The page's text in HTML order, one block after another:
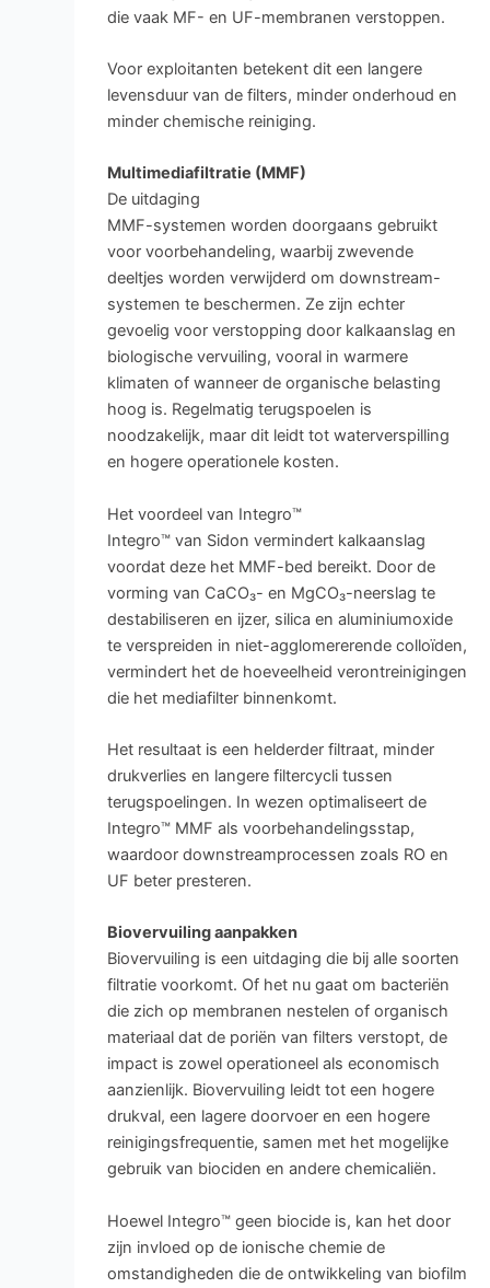
die vaak MF- en UF-membranen verstoppen.
Voor exploitanten betekent dit een langere
levensduur van de filters, minder onderhoud en
minder chemische reiniging.
Multimediafiltratie (MMF)
De uitdaging
MMF-systemen worden doorgaans gebruikt
voor voorbehandeling, waarbij zwevende
deeltjes worden verwijderd om downstream-
systemen te beschermen. Ze zijn echter
gevoelig voor verstopping door kalkaanslag en
biologische vervuiling, vooral in warmere
klimaten of wanneer de organische belasting
hoog is. Regelmatig terugspoelen is
noodzakelijk, maar dit leidt tot waterverspilling
en hogere operationele kosten.
Het voordeel van Integro™
Integro™ van Sidon vermindert kalkaanslag
voordat deze het MMF-bed bereikt. Door de
vorming van CaCO₃- en MgCO₃-neerslag te
destabiliseren en ijzer, silica en aluminiumoxide
te verspreiden in niet-agglomererende colloïden,
vermindert het de hoeveelheid verontreinigingen
die het mediafilter binnenkomt.
Het resultaat is een helderder filtraat, minder
drukverlies en langere filtercycli tussen
terugspoelingen. In wezen optimaliseert de
Integro™ MMF als voorbehandelingsstap,
waardoor downstreamprocessen zoals RO en
UF beter presteren.
Biovervuiling aanpakken
Biovervuiling is een uitdaging die bij alle soorten
filtratie voorkomt. Of het nu gaat om bacteriën
die zich op membranen nestelen of organisch
materiaal dat de poriën van filters verstopt, de
impact is zowel operationeel als economisch
aanzienlijk. Biovervuiling leidt tot een hogere
drukval, een lagere doorvoer en een hogere
reinigingsfrequentie, samen met het mogelijke
gebruik van biociden en andere chemicaliën.
Hoewel Integro™ geen biocide is, kan het door
zijn invloed op de ionische chemie de
omstandigheden die de ontwikkeling van biofilm